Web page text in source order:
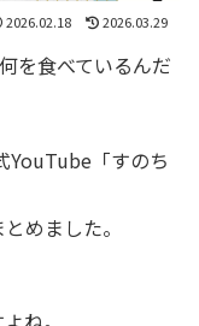
2026.02.18 2026.03.29
を食べているんだ
YouTube「すのち
めました。